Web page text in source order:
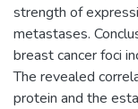
strength of
metastases.
breast cancer foci
The revealed
protein and the